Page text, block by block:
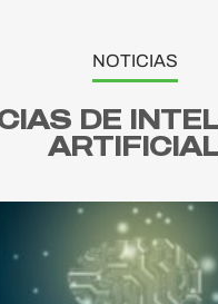
NOTICIAS
DE